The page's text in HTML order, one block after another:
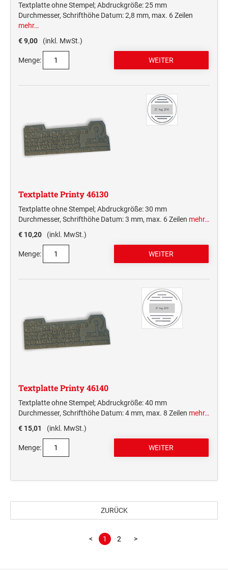
Textplatte ohne Stempel; Abdruckgröße: 25 mm
Durchmesser, Schrifthöhe Datum: 2,8 mm, max. 6 Zeilen
mehr…
€ 9,00
(inkl. MwSt.)
Menge:
Textplatte Printy 46130
Textplatte ohne Stempel; Abdruckgröße: 30 mm
Durchmesser, Schrifthöhe Datum: 3 mm, max. 6 Zeilen mehr…
€ 10,20
(inkl. MwSt.)
Menge:
Textplatte Printy 46140
Textplatte ohne Stempel; Abdruckgröße: 40 mm
Durchmesser, Schrifthöhe Datum: 4 mm, max. 8 Zeilen mehr…
€ 15,01
(inkl. MwSt.)
Menge:
ZURÜCK
< 1 2 >